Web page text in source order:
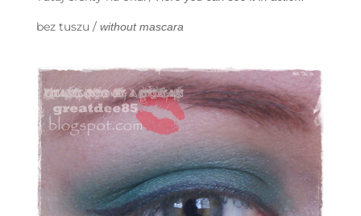
bez tuszu / without mascara